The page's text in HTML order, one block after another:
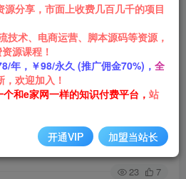
加盟本站 躺赚
正文
百科！立即上手，落地实
习效率
关注 私信
23 7
分享，市面上收费几百几千的项目
技术、电商运营、脚本源码等资源，
源课程！
年，￥98/永久 (推广佣金70%)， 全
，欢迎加入！
和e家网一样的知识付费平台， 站
开通VIP 加盟当站长